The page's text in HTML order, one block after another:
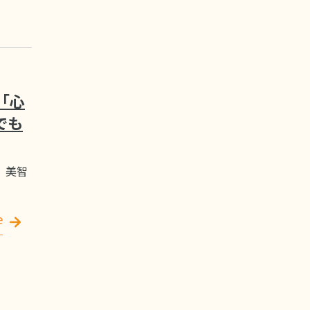
心
も
智